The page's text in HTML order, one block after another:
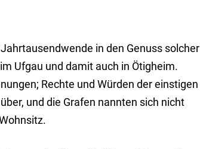
in den Genuss solcher
Ufgau und damit auch in Ötigheim.
Rechte und Würden der einstigen
und die Grafen nannten sich nicht